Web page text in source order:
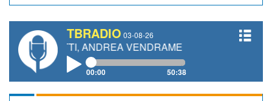
TBRADIO 03-08-26
ANDREA VENDRAME, FILIPPO FIORELLI
00:00 50:38